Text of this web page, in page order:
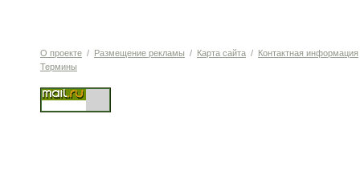
О проекте / Размещение рекламы / Карта сайта / Контактная информация
Термины